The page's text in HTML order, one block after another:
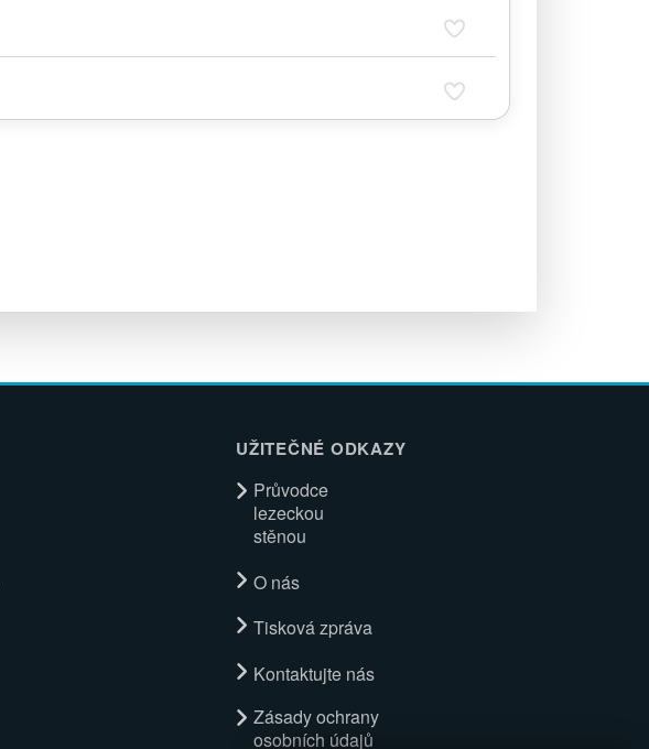
UŽITEČNÉ ODKAZY
Průvodce
lezeckou
stěnou
O nás
Tisková zpráva
Kontaktujte nás
Zásady ochrany
osobních údajů